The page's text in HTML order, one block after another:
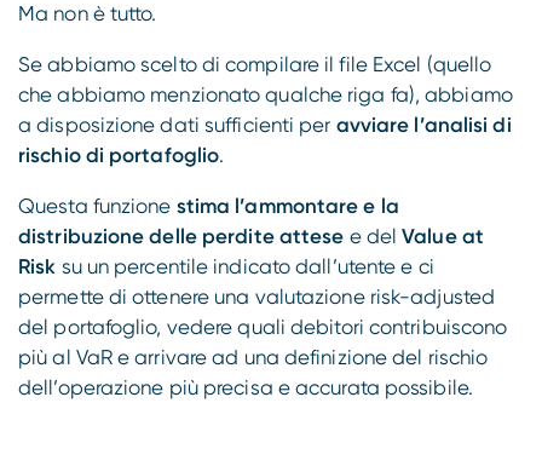
Ma non è tutto.
Se abbiamo scelto di compilare il file Excel (quello
che abbiamo menzionato qualche riga fa), abbiamo
a disposizione dati sufficienti per avviare l’analisi di
rischio di portafoglio.
Questa funzione stima l’ammontare e la
distribuzione delle perdite attese e delValue at
Risk su un percentile indicato dall’utente e ci
permette di ottenere una valutazione risk-adjusted
del portafoglio, vedere quali debitori contribuiscono
più al VaR e arrivare ad una definizione del rischio
dell’operazione più precisa e accurata possibile.